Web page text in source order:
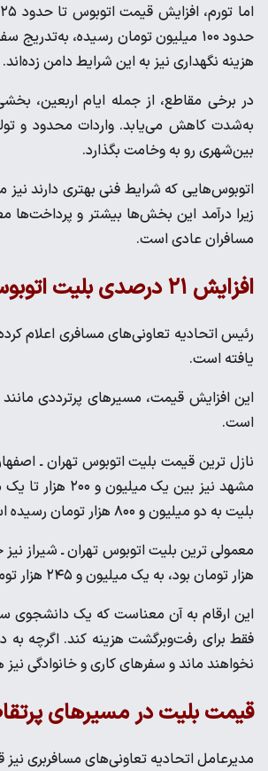
حدود ۱۰۰ میلیون تومان رسیده،
هزینه نگهداری نیز به این شرایط دامن زده‌اند.
در برخی مقاطع، از جمله ایام اربعین،
بین‌شهری رو به وخامت بگذارد.
اتوبوس‌هایی که شرایط فنی بهتری دارند
زیرا درآمد این بخش‌ها بیشتر و
مسافران عادی است.
افزایش ۲۱ درصدی بلیت اتوبوس
یافته است.
این افزایش قیمت، مسیرهای پرترددی مانند
است.
بلیت به دو میلیون و ۸۰۰ هزار تومان رسیده است.
هزار تومان بود، به یک میلیون و ۲۴۵ هزار تومان افزایش یافته است.
این ارقام به آن معناست که یک دانشجوی
فقط برای رفت‌وبرگشت هزینه کند. اگرچه
نخواهند ماند و سفرهای کاری و خانوادگی نیز
قیمت بلیت در مسیرهای
مدیرعامل اتحادیه تعاونی‌های مسافربری